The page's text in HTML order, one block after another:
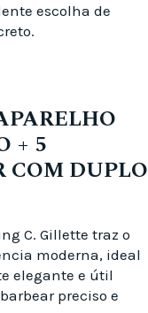
escolha de
+ 5
COM DUPLO
C. Gillette traz o
moderna, ideal
elegante e útil
preciso e